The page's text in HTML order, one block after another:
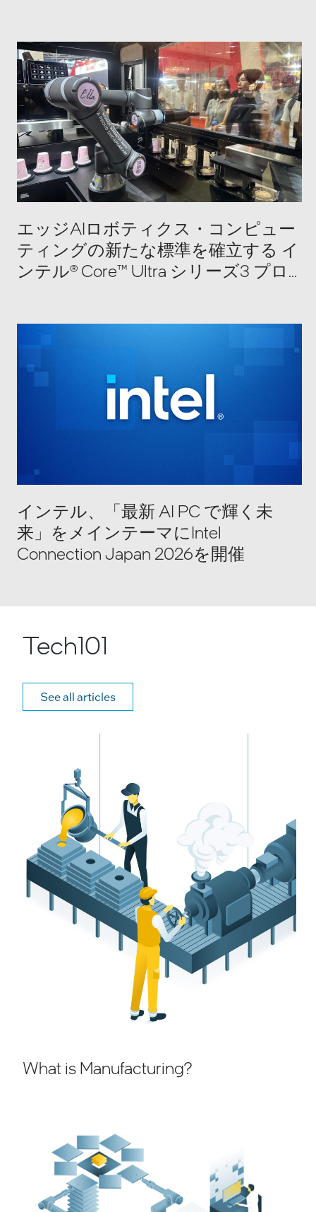
エッジAIロボティクス・コンピュー
ティングの新たな標準を確立する イ
ンテル® Core™ Ultra シリーズ3 プロ
インテル、「最新 AI PC で輝く未
来」をメインテーマにIntel
Connection Japan 2026を開催
Tech101
See all articles
What is Manufacturing?